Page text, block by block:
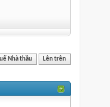
Nhà thầu Lên trên